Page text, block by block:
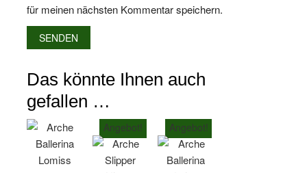
für meinen nächsten Kommentar speichern.
Das könnte Ihnen auch
gefallen …
Angebot! Angebot!